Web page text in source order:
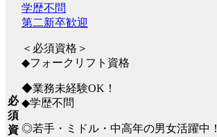
必
須
資
学歴不問
第二新卒歓迎
＜必須資格＞
◆フォークリフト資格
◆業務未経験OK！
◆学歴不問
◎若手・ミドル・中高年の男女活躍中！